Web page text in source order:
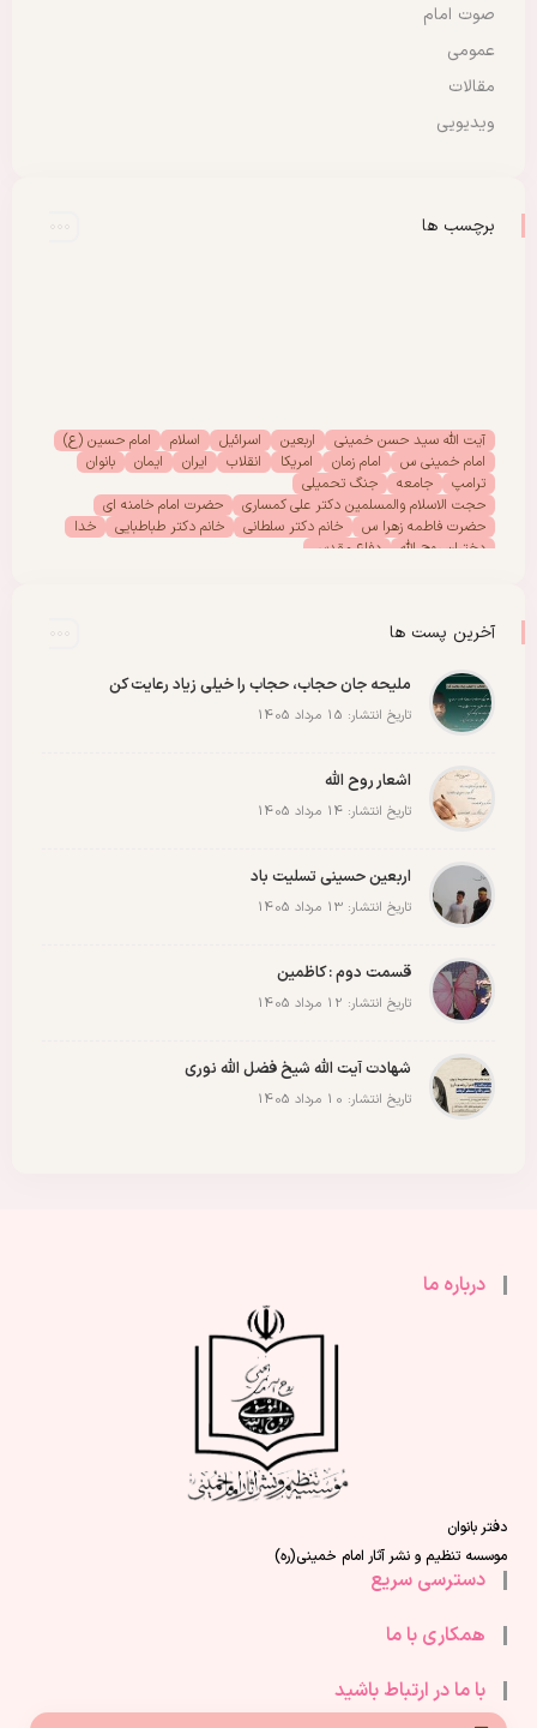
صوت امام
عمومی
مقالات
ویدیویی
برچسب ها
آیت الله سید حسن خمینی اربعین اسرائیل اسلام
امام حسین (ع)
امام خمینی س
امام زمان امریکا انقلاب ایران ایمان
بانوان
ترامپ
جامعه
جنگ تحمیلی
حجت الاسلام والمسلمین دکتر علی کمساری
حضرت امام خامنه ای
حضرت فاطمه زهرا س
خانم دکتر سلطانی خانم دکتر طباطبایی
خدا
دختران روح الله
دفاع مقدس
مادران شهدا
مجمع دختران روح اللهآخرین پست ها
ملیحه جان حجاب، حجاب را خیلی زیاد رعایت کن
تاریخ انتشار: 15 مرداد 1405
اشعار روح الله
تاریخ انتشار: 14 مرداد 1405
اربعین حسینی تسلیت باد
تاریخ انتشار: 13 مرداد 1405
قسمت دوم : کاظمین
تاریخ انتشار: 12 مرداد 1405
شهادت آیت الله شیخ فضل الله نوری
تاریخ انتشار: 10 مرداد 1405
درباره ما
دفتر بانوان
موسسه تنظیم و نشر آثار امام خمینی(ره)
دسترسی سریع
همکاری با ما
با ما در ارتباط باشید